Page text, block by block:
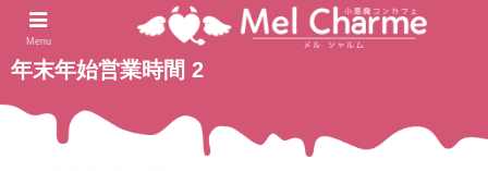
ホーム
年末年始営業時間 2
2022.12.25
Menu